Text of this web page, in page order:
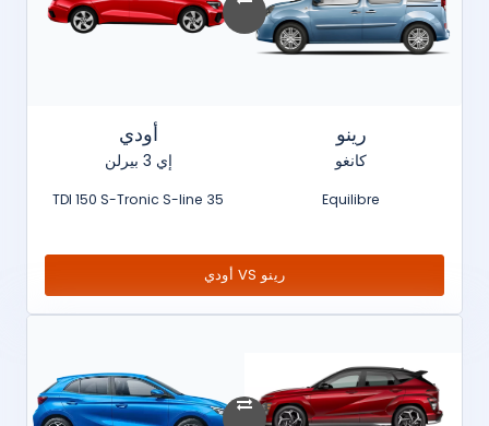
رينو
كانغو
Equilibre
أودي
إي 3 بيرلن
35 TDI 150 S-Tronic S-line
رينو VS أودي